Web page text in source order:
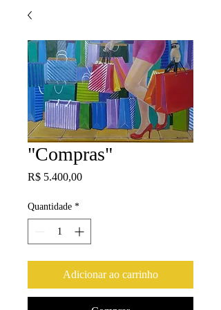
"Compras"
R$ 5.400,00Preço
Quantidade *
Adicionar ao carrinho